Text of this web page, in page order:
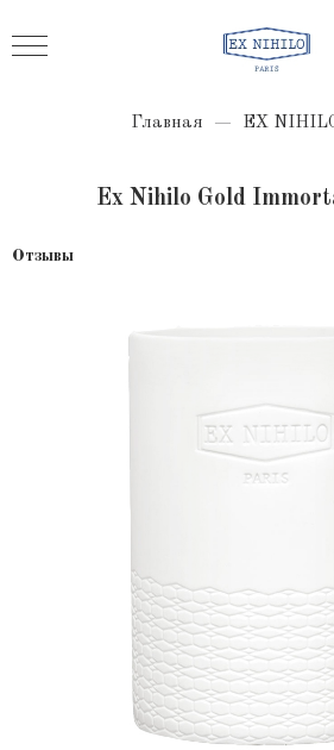
Главная EX
Ex Nihilo Gold
Отзывы